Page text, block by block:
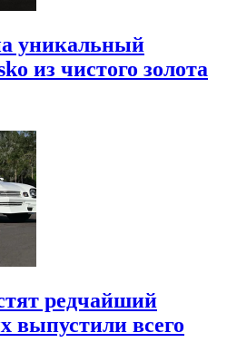
уникальный
из чистого золота
редчайший
выпустили всего